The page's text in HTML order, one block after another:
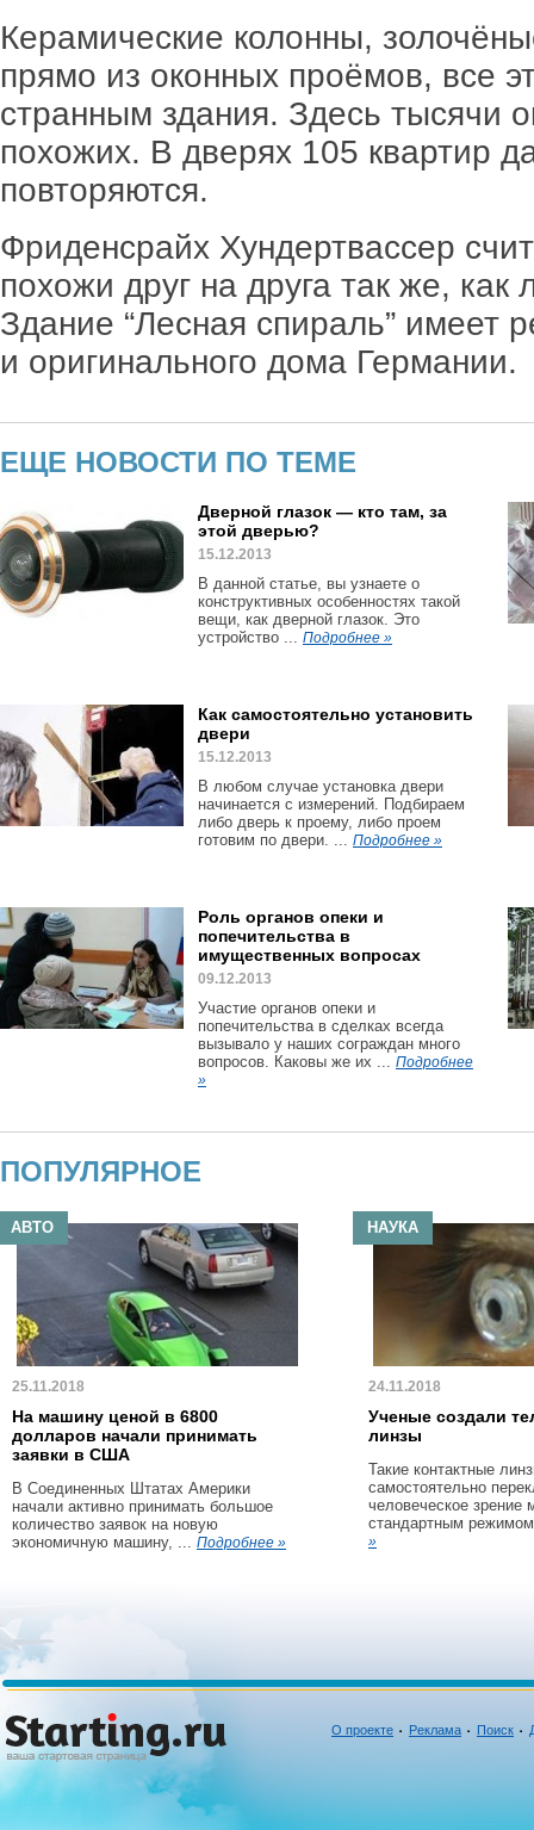
Керамические колонны,
прямо из оконных проёмов, все
странным здания. Здесь тысячи
похожих. В дверях 105 квартир
повторяются.
Фриденсрайх Хундертвассер
похожи друг на друга так же,
Здание “Лесная спираль” имеет
и оригинального дома Германии.
ЕЩЕ НОВОСТИ ПО ТЕМЕ
Дверной глазок — кто там, за
этой дверью?
15.12.2013
В данной статье, вы узнаете о
конструктивных особенностях такой
вещи, как дверной глазок. Это
устройство ... Подробнее »
Как самостоятельно установить
двери
15.12.2013
В любом случае установка двери
начинается с измерений. Подбираем
либо дверь к проему, либо проем
готовим по двери. ... Подробнее »
Роль органов опеки и
попечительства в
имущественных вопросах
09.12.2013
Участие органов опеки и
попечительства в сделках всегда
вызывало у наших сограждан много
вопросов. Каковы же их ... Подробнее
»
ПОПУЛЯРНОЕ
АВТО
25.11.2018
На машину ценой в 6800
долларов начали принимать
заявки в США
В Соединенных Штатах Америки
начали активно принимать большое
количество заявок на новую
экономичную машину, ... Подробнее »
НАУКА
24.11.2018
Ученые создали
линзы
Такие контактные
самостоятельно
человеческое зрение
стандартным
»
О проекте Реклама Поиск